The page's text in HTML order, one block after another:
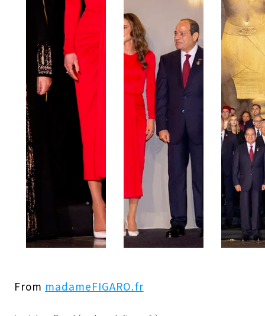
From madameFIGARO.fr